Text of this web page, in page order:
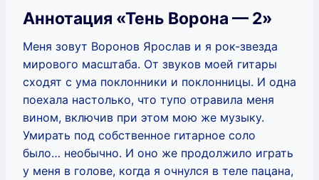
Аннотация «Тень Ворона — 2»
Меня зовут Воронов Ярослав и я рок-звезда
мирового масштаба. От звуков моей гитары
сходят с ума поклонники и поклонницы. И одна
поехала настолько, что тупо отравила меня
вином, включив при этом мою же музыку.
Умирать под собственное гитарное соло
было… необычно. И оно же продолжило играть
у меня в голове, когда я очнулся в теле пацана,